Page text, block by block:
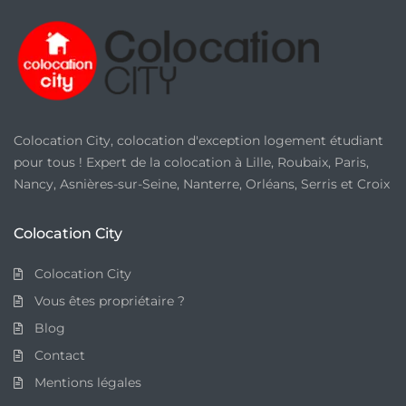
Colocation City, colocation d'exception logement étudiant
pour tous ! Expert de la colocation à Lille, Roubaix, Paris,
Nancy, Asnières-sur-Seine, Nanterre, Orléans, Serris et Croix
Colocation City
Colocation City
Vous êtes propriétaire ?
Blog
Contact
Mentions légales